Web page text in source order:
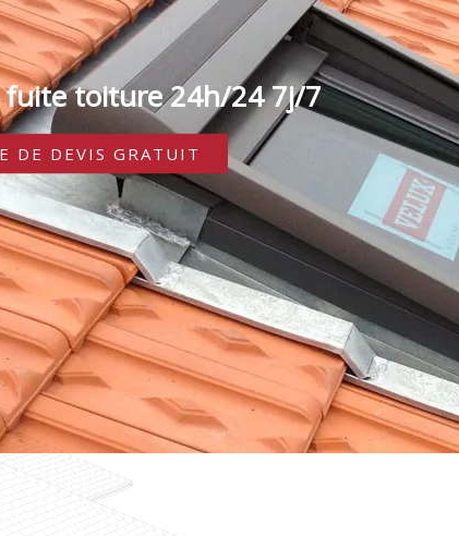
fuite toiture 24h/24 7j/7
DE DEVIS GRATUIT